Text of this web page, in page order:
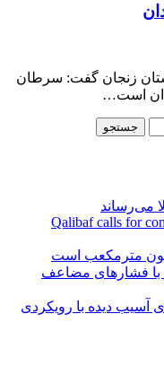
زنجان گفت: سرطان
است…
می‌رساند
Qalibaf calls for
با فشارهای مضاعف
آسیب دیده با رویکردی